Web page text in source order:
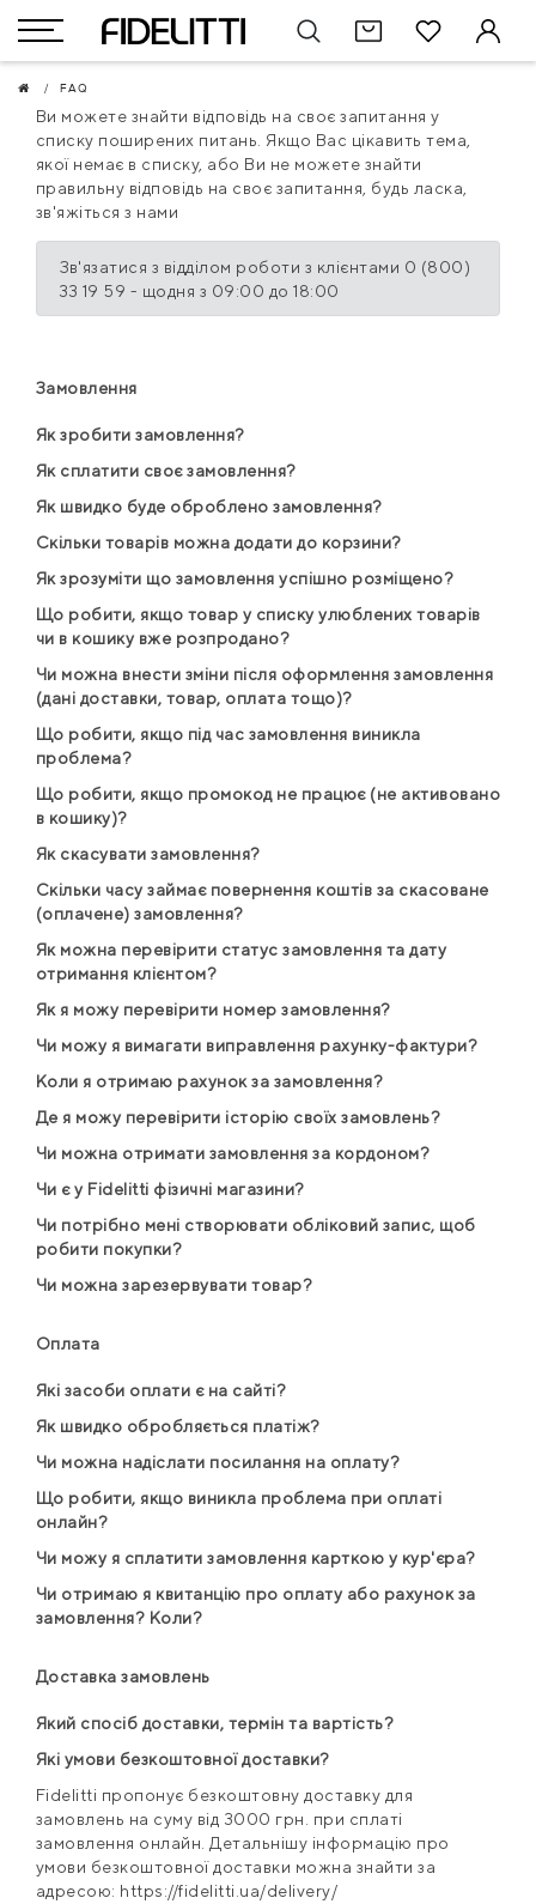
FAQ
Ви можете знайти відповідь на своє запитання у
списку поширених питань. Якщо Вас цікавить тема,
якої немає в списку, або Ви не можете знайти
правильну відповідь на своє запитання, будь ласка,
зв'яжіться з нами
Зв'язатися з відділом роботи з клієнтами 0 (800)
33 19 59 - щодня з 09:00 до 18:00
Замовлення
Як зробити замовлення?
Як сплатити своє замовлення?
Як швидко буде оброблено замовлення?
Скільки товарів можна додати до корзини?
Як зрозуміти що замовлення успішно розміщено?
Що робити, якщо товар у списку улюблених товарів
чи в кошику вже розпродано?
Чи можна внести зміни після оформлення замовлення
(дані доставки, товар, оплата тощо)?
Що робити, якщо під час замовлення виникла
проблема?
Що робити, якщо промокод не працює (не активовано
в кошику)?
Як скасувати замовлення?
Скільки часу займає повернення коштів за скасоване
(оплачене) замовлення?
Як можна перевірити статус замовлення та дату
отримання клієнтом?
Як я можу перевірити номер замовлення?
Чи можу я вимагати виправлення рахунку-фактури?
Коли я отримаю рахунок за замовлення?
Де я можу перевірити історію своїх замовлень?
Чи можна отримати замовлення за кордоном?
Чи є у Fidelitti фізичні магазини?
Чи потрібно мені створювати обліковий запис, щоб
робити покупки?
Чи можна зарезервувати товар?
Оплата
Які засоби оплати є на сайті?
Як швидко обробляється платіж?
Чи можна надіслати посилання на оплату?
Що робити, якщо виникла проблема при оплаті
онлайн?
Чи можу я сплатити замовлення карткою у кур'єра?
Чи отримаю я квитанцію про оплату або рахунок за
замовлення? Коли?
Доставка замовлень
Який спосіб доставки, термін та вартість?
Які умови безкоштовної доставки?
Fidelitti пропонує безкоштовну доставку для
замовлень на суму від 3000 грн. при сплаті
замовлення онлайн. Детальнішу інформацію про
умови безкоштовної доставки можна знайти за
адресою: https://fidelitti.ua/delivery/